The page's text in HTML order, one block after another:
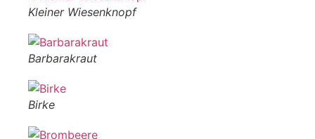
Kleiner Wiesenknopf
Barbarakraut
Birke